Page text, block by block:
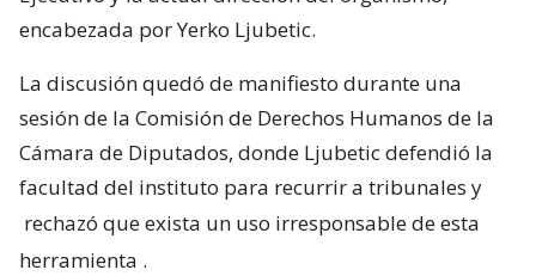
encabezada por Yerko Ljubetic.
La discusión quedó de manifiesto durante una
sesión de la Comisión de Derechos Humanos de la
Cámara de Diputados, donde Ljubetic defendió la
facultad del instituto para recurrir a tribunales y
rechazó que exista un uso irresponsable de esta
herramienta .